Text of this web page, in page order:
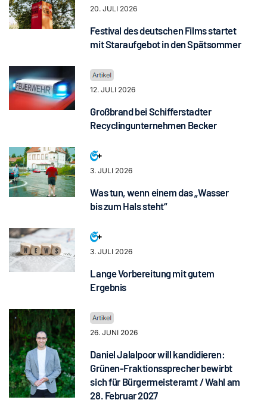
20. JULI 2026
Festival des deutschen Films startet
mit Staraufgebot in den Spätsommer
12. JULI 2026
Großbrand bei Schifferstadter
Recyclingunternehmen Becker
3. JULI 2026
Was tun, wenn einem das „Wasser
bis zum Hals steht“
3. JULI 2026
Lange Vorbereitung mit gutem
Ergebnis
26. JUNI 2026
Daniel Jalalpoor will kandidieren:
Grünen-Fraktionssprecher bewirbt
sich für Bürgermeisteramt / Wahl am
28. Februar 2027